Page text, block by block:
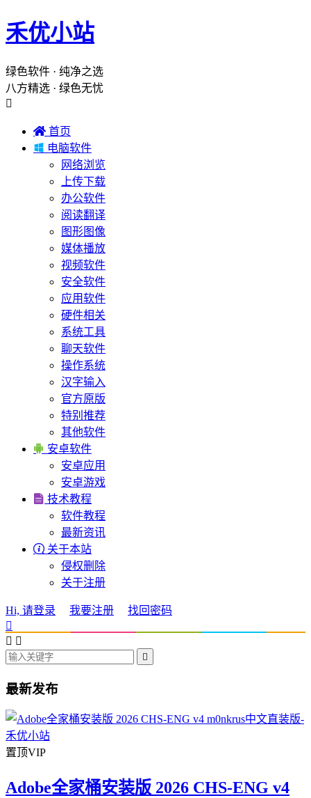
禾优小站
绿色软件 · 纯净之选
八方精选 · 绿色无忧

 首页
 电脑软件
网络浏览
上传下载
办公软件
阅读翻译
图形图像
媒体播放
视频软件
安全软件
应用软件
硬件相关
系统工具
聊天软件
操作系统
汉字输入
官方原版
特别推荐
其他软件
 安卓软件
安卓应用
安卓游戏
 技术教程
软件教程
最新资讯
 关于本站
侵权删除
关于注册
Hi, 请登录 我要注册
找回密码

 

最新发布
置顶VIP
Adobe全家桶安装版 2026 CHS-ENG v4